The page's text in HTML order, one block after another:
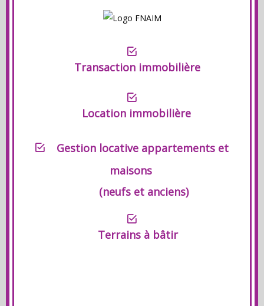
Transaction immobilière
Location immobilière
Gestion locative appartements et
maisons
(neufs et anciens)
Terrains à bâtir